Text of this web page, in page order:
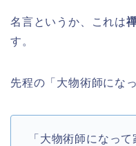
名言というか、これは
す。
先程の「大物術師にな
「大物術師になっ